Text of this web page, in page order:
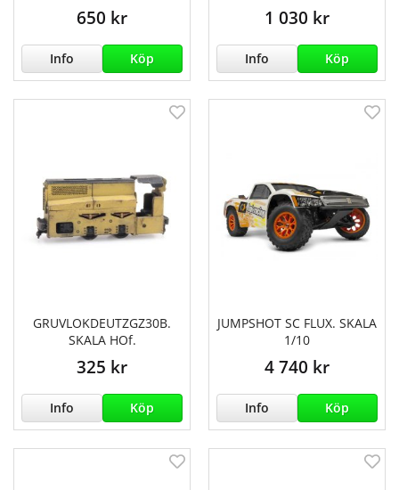
650 kr
Info Köp
1 030 kr
Info Köp
GRUVLOKDEUTZGZ30B.
SKALA HOf.
325 kr
Info Köp
JUMPSHOT SC FLUX. SKALA
1/10
4 740 kr
Info Köp